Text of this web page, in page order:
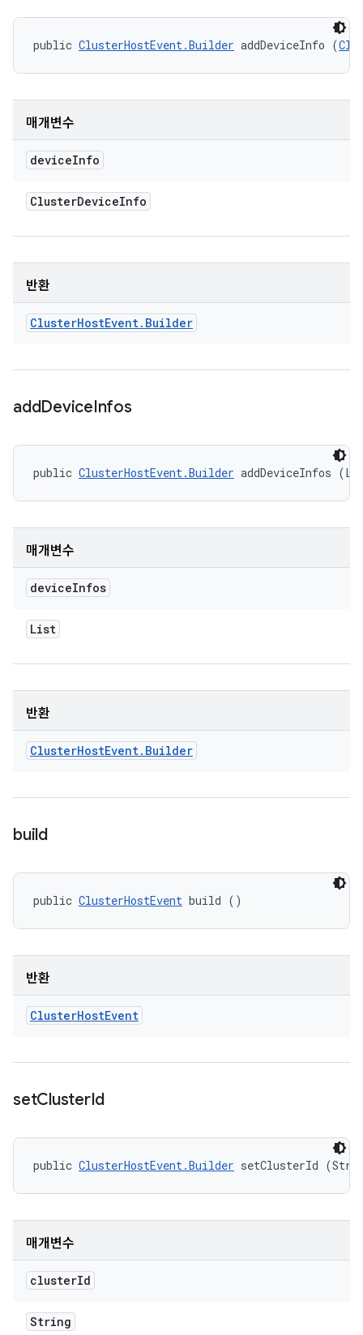
public ClusterHostEvent.Builder addDeviceInfo (
매개변수
deviceInfo
ClusterDeviceInfo
반환
ClusterHostEvent. Builder
addDeviceInfos
public ClusterHostEvent.Builder addDeviceInfos
매개변수
deviceInfos
List
반환
ClusterHostEvent. Builder
build
public ClusterHostEvent build ()
반환
ClusterHostEvent
setClusterId
public ClusterHostEvent.Builder setClusterId
매개변수
clusterId
String